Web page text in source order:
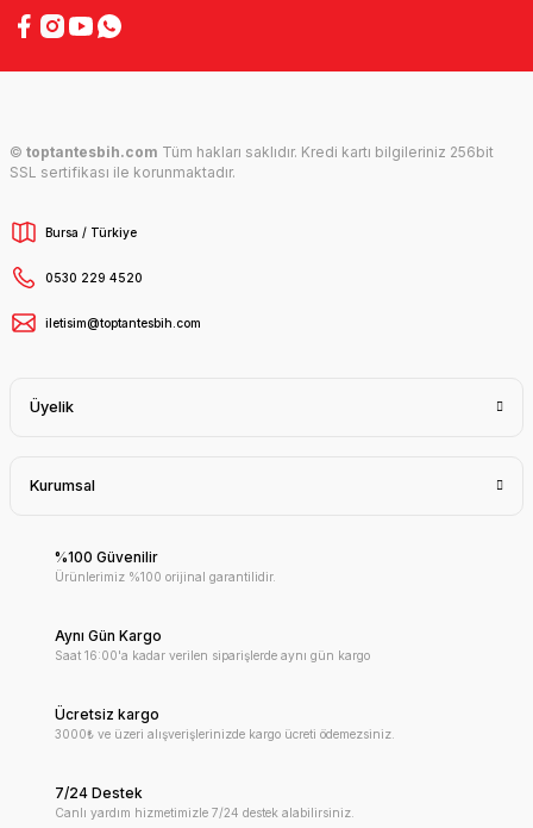
© toptantesbih.com Tüm hakları saklıdır. Kredi kartı bilgileriniz 256bit
SSL sertifikası ile korunmaktadır.
Bursa / Türkiye
0530 229 4520
iletisim@toptantesbih.com
Üyelik
Kurumsal
%100 Güvenilir
Ürünlerimiz %100 orijinal garantilidir.
Aynı Gün Kargo
Saat 16:00'a kadar verilen siparişlerde aynı gün kargo
Ücretsiz kargo
3000₺ ve üzeri alışverişlerinizde kargo ücreti ödemezsiniz.
7/24 Destek
Canlı yardım hizmetimizle 7/24 destek alabilirsiniz.